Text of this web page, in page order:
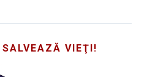
VIEŢI!